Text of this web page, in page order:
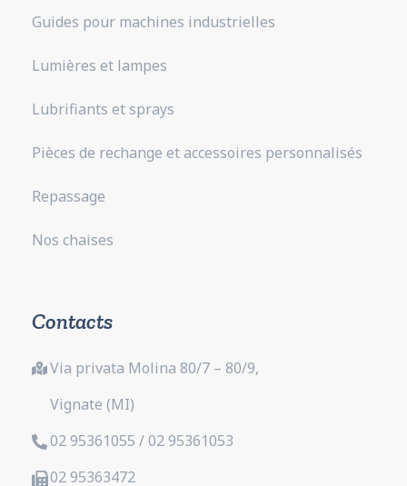
Guides pour machines industrielles
Lumières et lampes
Lubrifiants et sprays
Pièces de rechange et accessoires personnalisés
Repassage
Nos chaises
Contacts
Via privata Molina 80/7 – 80/9,
Vignate (MI)
02 95361055 / 02 95361053
02 95363472